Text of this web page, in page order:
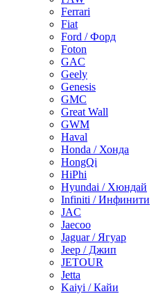
Ferrari
Fiat
Ford / Форд
Foton
GAC
Geely
Genesis
GMC
Great Wall
GWM
Haval
Honda / Хонда
HongQi
HiPhi
Hyundai / Хюндай
Infiniti / Инфинити
JAC
Jaecoo
Jaguar / Ягуар
Jeep / Джип
JETOUR
Jetta
Kaiyi / Кайи